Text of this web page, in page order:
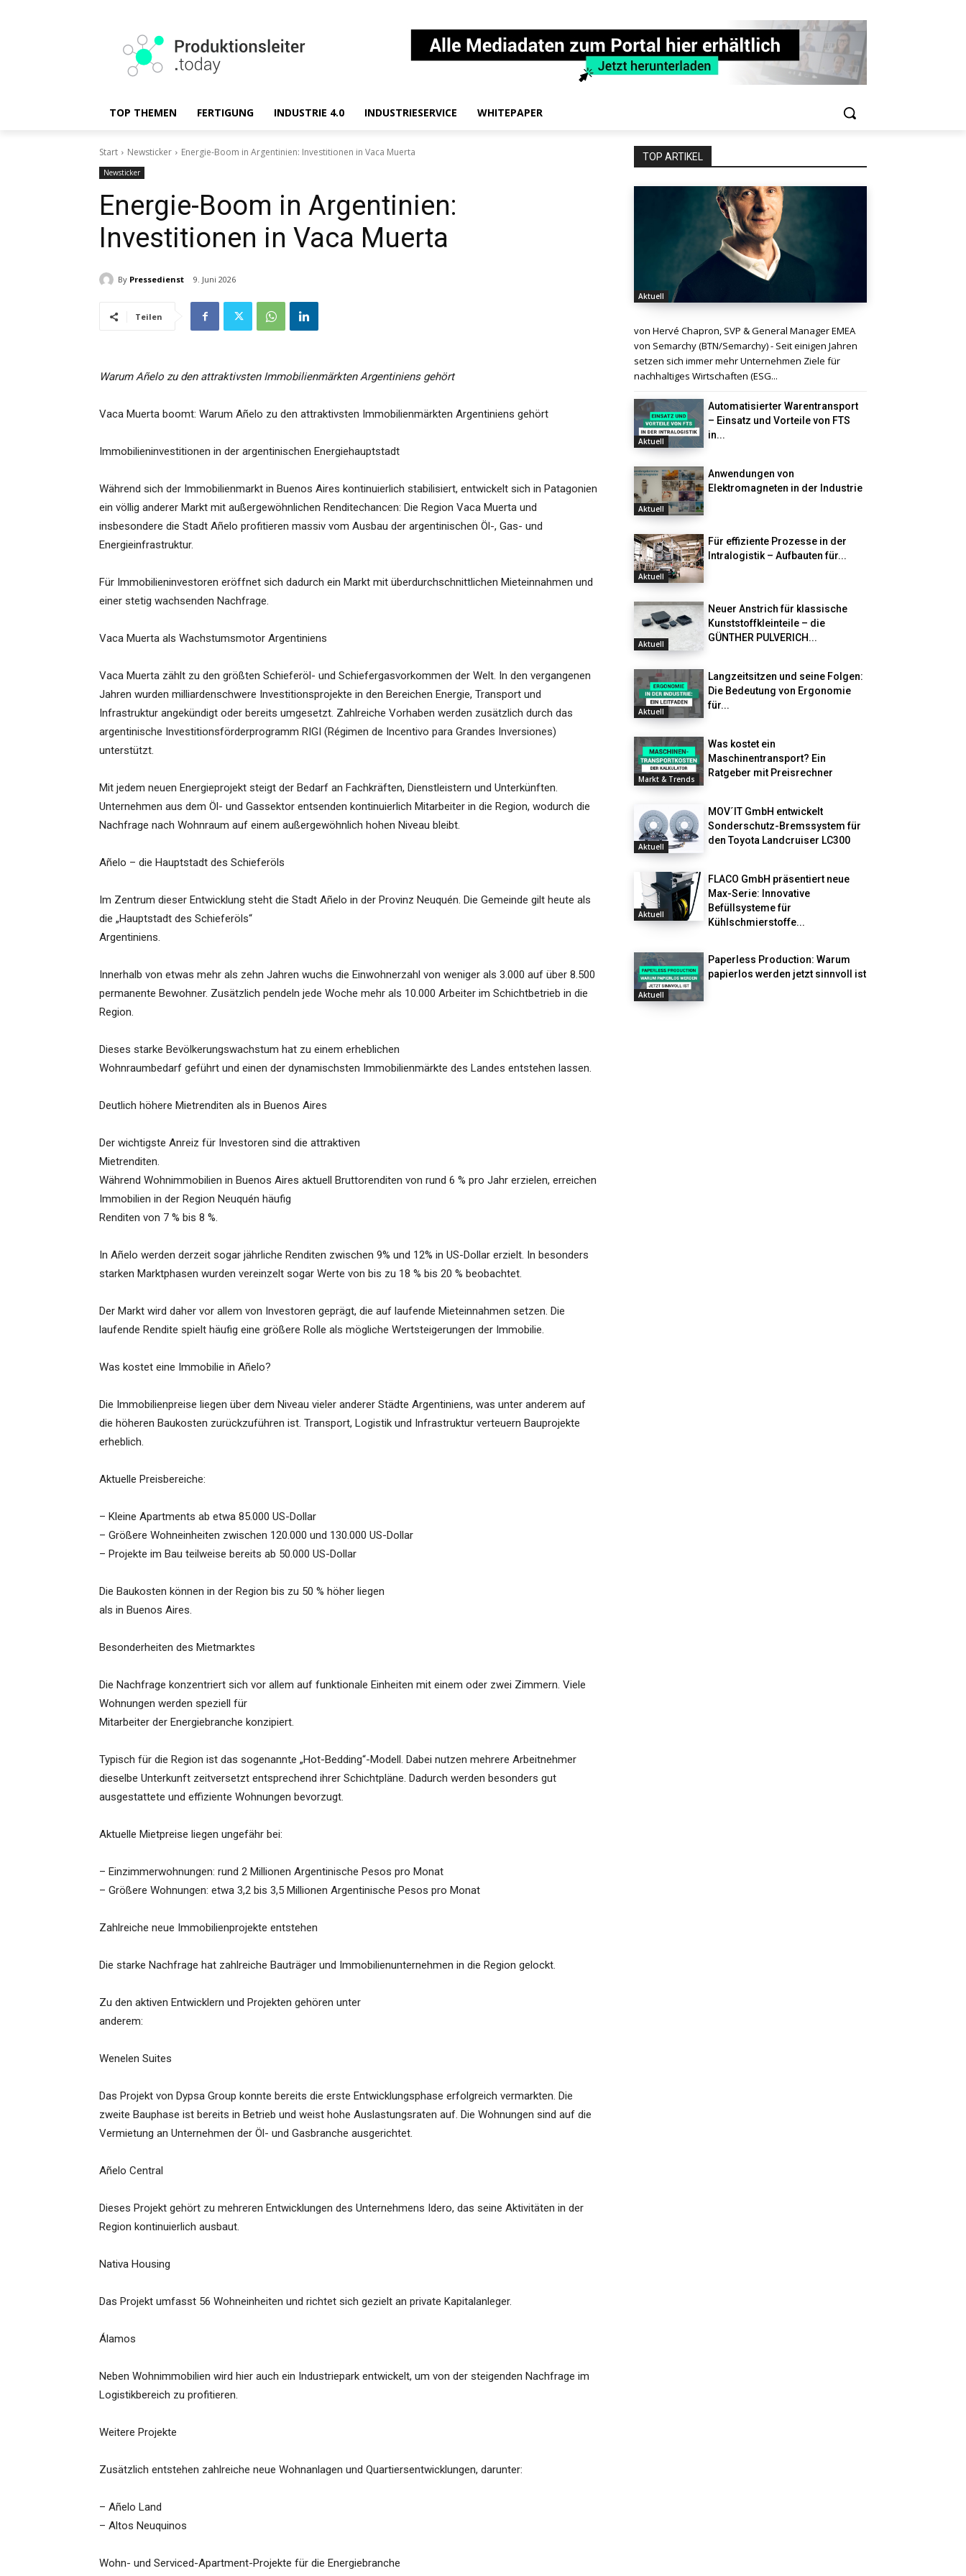
TOP THEMEN FERTIGUNG INDUSTRIE 4.0 INDUSTRIESERVICE WHITEPAPER
Start Newsticker Energie-Boom in Argentinien: Investitionen in Vaca Muerta
Newsticker
Energie-Boom in Argentinien:
Investitionen in Vaca Muerta
By Pressedienst 9. Juni 2026
Teilen
Warum Añelo zu den attraktivsten Immobilienmärkten Argentiniens gehört
Vaca Muerta boomt: Warum Añelo zu den attraktivsten Immobilienmärkten Argentiniens gehört
Immobilieninvestitionen in der argentinischen Energiehauptstadt
Während sich der Immobilienmarkt in Buenos Aires kontinuierlich stabilisiert, entwickelt sich in Patagonien
ein völlig anderer Markt mit außergewöhnlichen Renditechancen: Die Region Vaca Muerta und
insbesondere die Stadt Añelo profitieren massiv vom Ausbau der argentinischen Öl-, Gas- und
Energieinfrastruktur.
Für Immobilieninvestoren eröffnet sich dadurch ein Markt mit überdurchschnittlichen Mieteinnahmen und
einer stetig wachsenden Nachfrage.
Vaca Muerta als Wachstumsmotor Argentiniens
Vaca Muerta zählt zu den größten Schieferöl- und Schiefergasvorkommen der Welt. In den vergangenen
Jahren wurden milliardenschwere Investitionsprojekte in den Bereichen Energie, Transport und
Infrastruktur angekündigt oder bereits umgesetzt. Zahlreiche Vorhaben werden zusätzlich durch das
argentinische Investitionsförderprogramm RIGI (Régimen de Incentivo para Grandes Inversiones)
unterstützt.
Mit jedem neuen Energieprojekt steigt der Bedarf an Fachkräften, Dienstleistern und Unterkünften.
Unternehmen aus dem Öl- und Gassektor entsenden kontinuierlich Mitarbeiter in die Region, wodurch die
Nachfrage nach Wohnraum auf einem außergewöhnlich hohen Niveau bleibt.
Añelo – die Hauptstadt des Schieferöls
Im Zentrum dieser Entwicklung steht die Stadt Añelo in der Provinz Neuquén. Die Gemeinde gilt heute als
die „Hauptstadt des Schieferöls“
Argentiniens.
Innerhalb von etwas mehr als zehn Jahren wuchs die Einwohnerzahl von weniger als 3.000 auf über 8.500
permanente Bewohner. Zusätzlich pendeln jede Woche mehr als 10.000 Arbeiter im Schichtbetrieb in die
Region.
Dieses starke Bevölkerungswachstum hat zu einem erheblichen
Wohnraumbedarf geführt und einen der dynamischsten Immobilienmärkte des Landes entstehen lassen.
Deutlich höhere Mietrenditen als in Buenos Aires
Der wichtigste Anreiz für Investoren sind die attraktiven
Mietrenditen.
Während Wohnimmobilien in Buenos Aires aktuell Bruttorenditen von rund 6 % pro Jahr erzielen, erreichen
Immobilien in der Region Neuquén häufig
Renditen von 7 % bis 8 %.
In Añelo werden derzeit sogar jährliche Renditen zwischen 9% und 12% in US-Dollar erzielt. In besonders
starken Marktphasen wurden vereinzelt sogar Werte von bis zu 18 % bis 20 % beobachtet.
Der Markt wird daher vor allem von Investoren geprägt, die auf laufende Mieteinnahmen setzen. Die
laufende Rendite spielt häufig eine größere Rolle als mögliche Wertsteigerungen der Immobilie.
Was kostet eine Immobilie in Añelo?
Die Immobilienpreise liegen über dem Niveau vieler anderer Städte Argentiniens, was unter anderem auf
die höheren Baukosten zurückzuführen ist. Transport, Logistik und Infrastruktur verteuern Bauprojekte
erheblich.
Aktuelle Preisbereiche:
– Kleine Apartments ab etwa 85.000 US-Dollar
– Größere Wohneinheiten zwischen 120.000 und 130.000 US-Dollar
– Projekte im Bau teilweise bereits ab 50.000 US-Dollar
Die Baukosten können in der Region bis zu 50 % höher liegen
als in Buenos Aires.
Besonderheiten des Mietmarktes
Die Nachfrage konzentriert sich vor allem auf funktionale Einheiten mit einem oder zwei Zimmern. Viele
Wohnungen werden speziell für
Mitarbeiter der Energiebranche konzipiert.
Typisch für die Region ist das sogenannte „Hot-Bedding“-Modell. Dabei nutzen mehrere Arbeitnehmer
dieselbe Unterkunft zeitversetzt entsprechend ihrer Schichtpläne. Dadurch werden besonders gut
ausgestattete und effiziente Wohnungen bevorzugt.
Aktuelle Mietpreise liegen ungefähr bei:
– Einzimmerwohnungen: rund 2 Millionen Argentinische Pesos pro Monat
– Größere Wohnungen: etwa 3,2 bis 3,5 Millionen Argentinische Pesos pro Monat
Zahlreiche neue Immobilienprojekte entstehen
Die starke Nachfrage hat zahlreiche Bauträger und Immobilienunternehmen in die Region gelockt.
Zu den aktiven Entwicklern und Projekten gehören unter
anderem:
Wenelen Suites
Das Projekt von Dypsa Group konnte bereits die erste Entwicklungsphase erfolgreich vermarkten. Die
zweite Bauphase ist bereits in Betrieb und weist hohe Auslastungsraten auf. Die Wohnungen sind auf die
Vermietung an Unternehmen der Öl- und Gasbranche ausgerichtet.
Añelo Central
Dieses Projekt gehört zu mehreren Entwicklungen des Unternehmens Idero, das seine Aktivitäten in der
Region kontinuierlich ausbaut.
Nativa Housing
Das Projekt umfasst 56 Wohneinheiten und richtet sich gezielt an private Kapitalanleger.
Álamos
Neben Wohnimmobilien wird hier auch ein Industriepark entwickelt, um von der steigenden Nachfrage im
Logistikbereich zu profitieren.
Weitere Projekte
Zusätzlich entstehen zahlreiche neue Wohnanlagen und Quartiersentwicklungen, darunter:
– Añelo Land
– Altos Neuquinos
Wohn- und Serviced-Apartment-Projekte für die Energiebranche
TOP ARTIKEL
Aktuell
von Hervé Chapron, SVP & General Manager EMEA
von Semarchy (BTN/Semarchy) - Seit einigen Jahren
setzen sich immer mehr Unternehmen Ziele für
nachhaltiges Wirtschaften (ESG...
Aktuell
Automatisierter Warentransport
– Einsatz und Vorteile von FTS
in...
Aktuell
Anwendungen von
Elektromagneten in der Industrie
Aktuell
Für effiziente Prozesse in der
Intralogistik – Aufbauten für...
Aktuell
Neuer Anstrich für klassische
Kunststoffkleinteile – die
GÜNTHER PULVERICH...
Aktuell
Langzeitsitzen und seine Folgen:
Die Bedeutung von Ergonomie
für...
Markt & Trends
Was kostet ein
Maschinentransport? Ein
Ratgeber mit Preisrechner
Aktuell
MOV´IT GmbH entwickelt
Sonderschutz-Bremssystem für
den Toyota Landcruiser LC300
Aktuell
FLACO GmbH präsentiert neue
Max-Serie: Innovative
Befüllsysteme für
Kühlschmierstoffe...
Aktuell
Paperless Production: Warum
papierlos werden jetzt sinnvoll ist